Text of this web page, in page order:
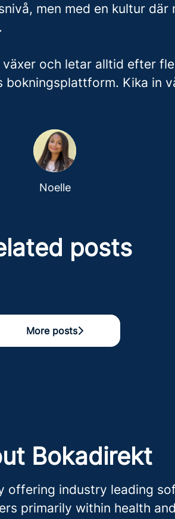
men med en kultur där
växer och letar alltid efter
bokningsplattform. Kika in
Noelle
posts
owning what doesn't
ligger i att äga vad
redefining what it
More posts
Bokadirekt
offering industry leading
primarily within health